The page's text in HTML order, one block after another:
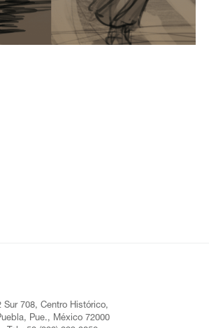
Sur 708, Centro Histórico,
Pue., México 72000